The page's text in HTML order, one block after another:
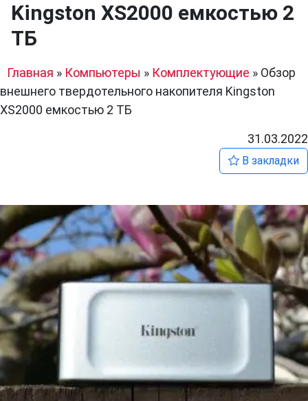
Kingston XS2000 емкостью 2
ТБ
Главная » Компьютеры » Комплектующие » Обзор
внешнего твердотельного накопителя Kingston
XS2000 емкостью 2 ТБ
31.03.2022
В закладки